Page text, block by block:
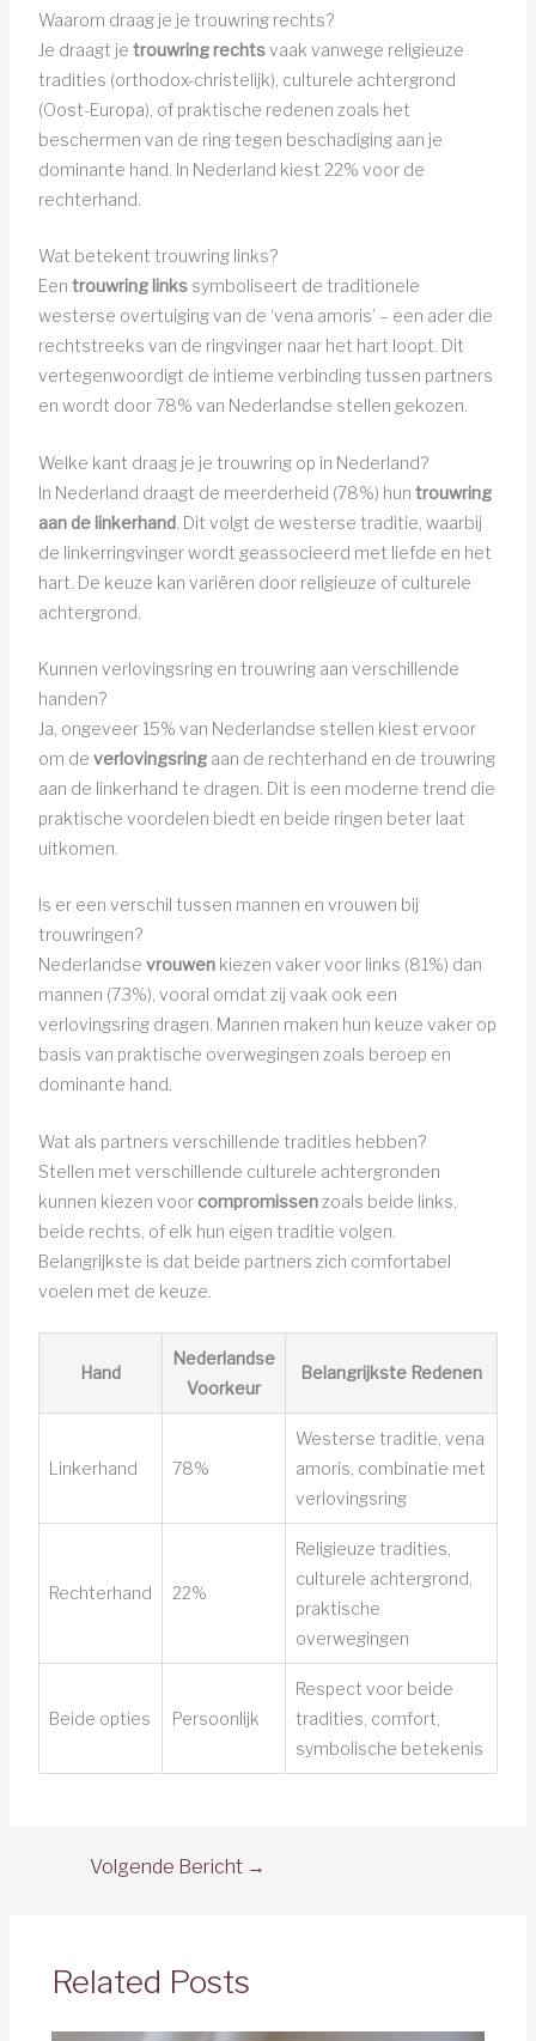
Waarom draag je je trouwring rechts?
Je draagt je trouwring rechtsvaak vanwege religieuze
tradities (orthodox-christelijk), culturele achtergrond
(Oost-Europa), of praktische redenen zoals het
beschermen van de ring tegen beschadiging aan je
dominante hand. In Nederland kiest 22% voor de
rechterhand.
Wat betekent trouwring links?
Een trouwring linkssymboliseert de traditionele
westerse overtuiging van de ‘vena amoris’ – een ader die
rechtstreeks van de ringvinger naar het hart loopt. Dit
vertegenwoordigt de intieme verbinding tussen partners
en wordt door 78% van Nederlandse stellen gekozen.
Welke kant draag je je trouwring op in Nederland?
In Nederland draagt de meerderheid (78%) hun trouwring
aan de linkerhand. Dit volgt de westerse traditie, waarbij
de linkerringvinger wordt geassocieerd met liefde en het
hart. De keuze kan variëren door religieuze of culturele
achtergrond.
Kunnen verlovingsring en trouwring aan verschillende
handen?
Ja, ongeveer 15% van Nederlandse stellen kiest ervoor
om de verlovingsringaan de rechterhand en de trouwring
aan de linkerhand te dragen. Dit is een moderne trend die
praktische voordelen biedt en beide ringen beter laat
uitkomen.
Is er een verschil tussen mannen en vrouwen bij
trouwringen?
Nederlandse vrouwenkiezen vaker voor links (81%) dan
mannen (73%), vooral omdat zij vaak ook een
verlovingsring dragen. Mannen maken hun keuze vaker op
basis van praktische overwegingen zoals beroep en
dominante hand.
Wat als partners verschillende tradities hebben?
Stellen met verschillende culturele achtergronden
kunnen kiezen voor compromissenzoals beide links,
beide rechts, of elk hun eigen traditie volgen.
Belangrijkste is dat beide partners zich comfortabel
voelen met de keuze.
Hand
Nederlandse
Voorkeur
Belangrijkste Redenen
Linkerhand 78%
Westerse traditie, vena
amoris, combinatie met
verlovingsring
Rechterhand 22%
Religieuze tradities,
culturele achtergrond,
praktische
overwegingen
Beide opties Persoonlijk
Respect voor beide
tradities, comfort,
symbolische betekenis
Volgende Bericht →
Related Posts